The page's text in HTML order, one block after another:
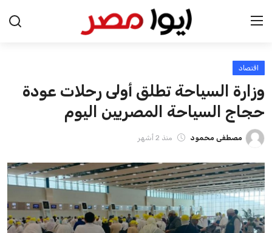
الرئيسية
اخبار مصر
عرب وعالم
اقتصاد
اخبار الرياضة
منوعات
اقتصاد
وزارة السياحة تطلق أولى رحلات عودة
حجاج السياحة المصريين اليوم
مصطفى محمود منذ 2 أشهر